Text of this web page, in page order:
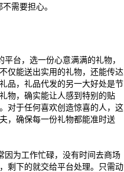
需要担心。
台，选一份心意满满的礼物，
仅能送出实用的礼物，还能传达
品，礼品代发的另一大好处是节
物，确实能让人感到特别的贴
对于任何喜欢创造惊喜的人，这
，确保每一份礼物都能准时送
为工作忙碌，没有时间去商场
剩下的就交给平台处理。只需动